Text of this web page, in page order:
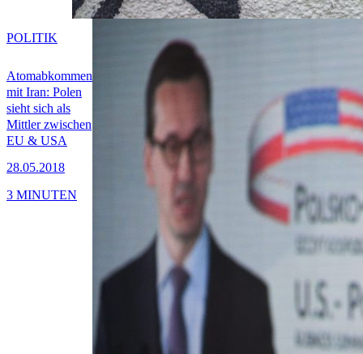
Atomabkommen
mit Iran: Polen
sieht sich als
Mittler zwischen
EU & USA
28.05.2018
POLITIK
3 MINUTEN